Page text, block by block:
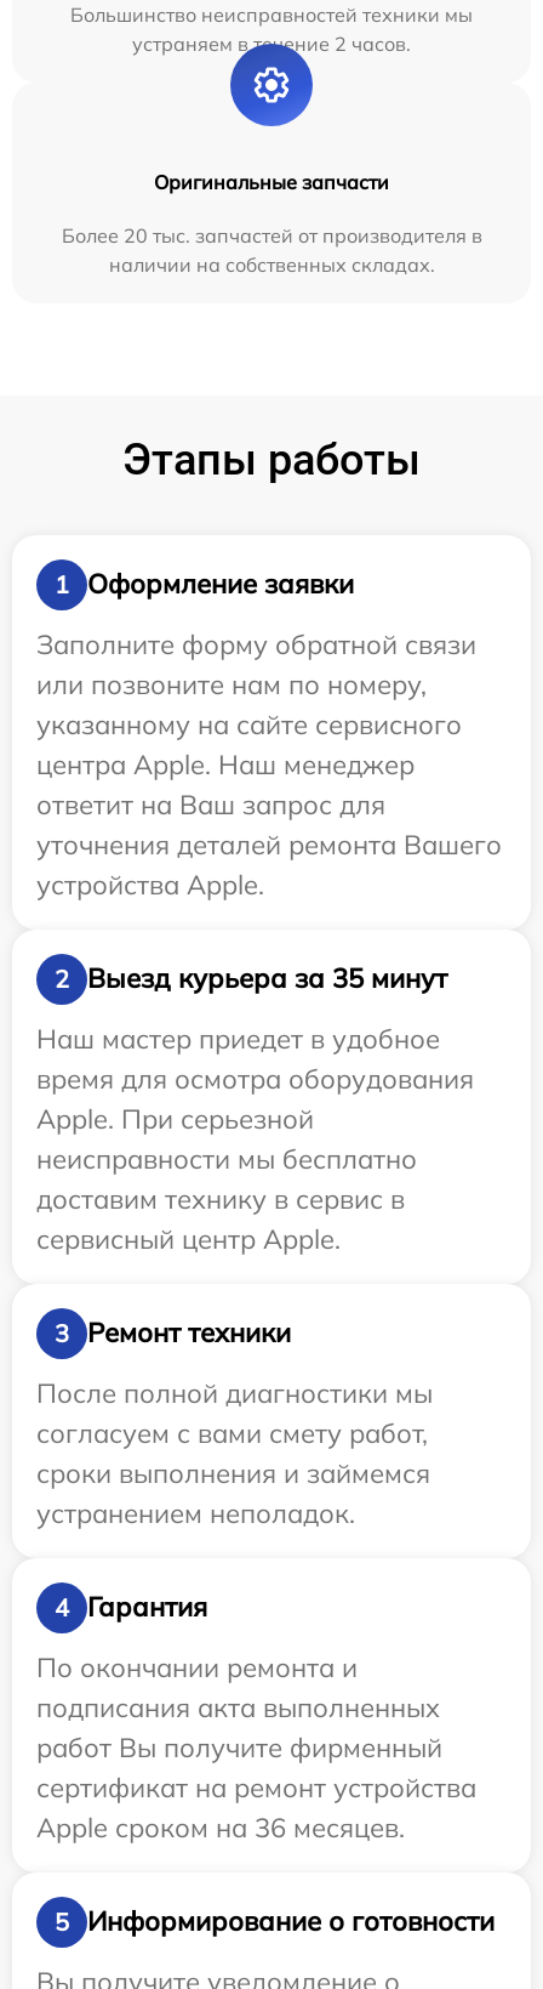
Большинство неисправностей техники мы
устраняем в течение 2 часов.
Оригинальные запчасти
Более 20 тыс. запчастей от производителя в
наличии на собственных складах.
Этапы работы
1
Оформление заявки
Заполните форму обратной связи
или позвоните нам по номеру,
указанному на сайте сервисного
центра Apple. Наш менеджер
ответит на Ваш запрос для
уточнения деталей ремонта Вашего
устройства Apple.
2
Выезд курьера за 35 минут
Наш мастер приедет в удобное
время для осмотра оборудования
Apple. При серьезной
неисправности мы бесплатно
доставим технику в сервис в
сервисный центр Apple.
3
Ремонт техники
После полной диагностики мы
согласуем с вами смету работ,
сроки выполнения и займемся
устранением неполадок.
4
Гарантия
По окончании ремонта и
подписания акта выполненных
работ Вы получите фирменный
сертификат на ремонт устройства
Apple сроком на 36 месяцев.
5
Информирование о готовности
Вы получите уведомление о